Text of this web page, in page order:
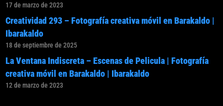
17 de marzo de 2023
Creatividad 293 – Fotografía creativa móvil en Barakaldo |
Ibarakaldo
18 de septiembre de 2025
La Ventana Indiscreta – Escenas de Pelicula | Fotografía
creativa móvil en Barakaldo | Ibarakaldo
12 de marzo de 2023